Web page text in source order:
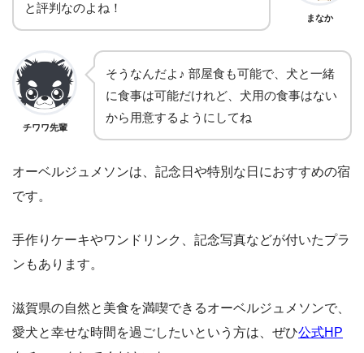
と評判なのよね！
まなか
チワワ先輩
そうなんだよ♪ 部屋食も可能で、犬と一緒
に食事は可能だけれど、犬用の食事はない
から用意するようにしてね
オーベルジュメソンは、記念日や特別な日におすすめの宿
です。
手作りケーキやワンドリンク、記念写真などが付いたプラ
ンもあります。
滋賀県の自然と美食を満喫できるオーベルジュメソンで、
愛犬と幸せな時間を過ごしたいという方は、ぜひ公式HP